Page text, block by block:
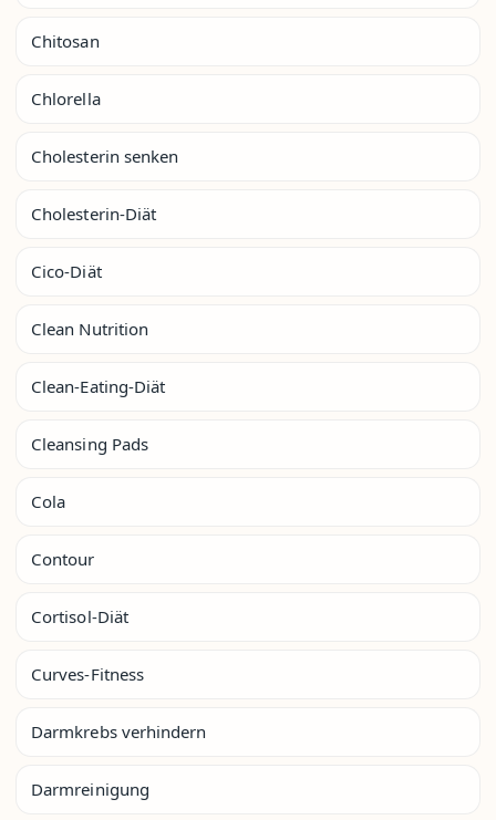
Chitosan
Chlorella
Cholesterin senken
Cholesterin-Diät
Cico-Diät
Clean Nutrition
Clean-Eating-Diät
Cleansing Pads
Cola
Contour
Cortisol-Diät
Curves-Fitness
Darmkrebs verhindern
Darmreinigung